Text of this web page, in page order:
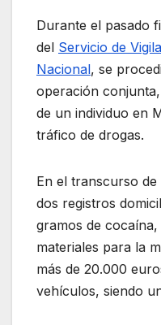
Durante el pasado
del Servicio de
Nacional, se
operación
de un individuo en
tráfico de drogas.
En el transcurso
dos registros
gramos de
materiales para la
más de 20.000
vehículos, siendo